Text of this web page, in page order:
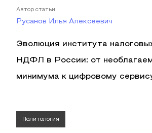
Автор статьи
Русанов Илья Алексеевич
Эволюция института
НДФЛ в России: от
минимума к цифровому
Политология